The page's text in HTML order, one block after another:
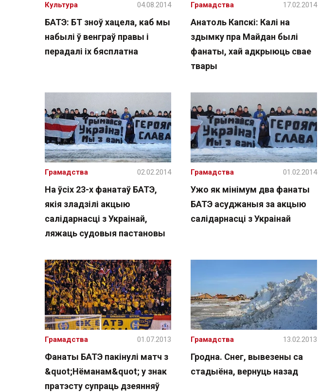
БАТЭ: БТ зноў хацела, каб мы
набылі ў венграў правы і
перадалі іх бясплатна
Культура 04.08.2014
Анатоль Капскі: Калі на
здымку пра Майдан былі
фанаты, хай адкрыюць свае
твары
Грамадства 17.02.2014
На ўсіх 23-х фанатаў БАТЭ,
якія зладзілі акцыю
салідарнасці з Украінай,
ляжаць судовыя пастановы
Грамадства 02.02.2014
Ужо як мінімум два фанаты
БАТЭ асуджаныя за акцыю
салідарнасці з Украінай
Грамадства 01.02.2014
Фанаты БАТЭ пакінулі матч з
&quot;Нёманам&quot; у знак
пратэсту супраць дзеянняў
Грамадства 01.07.2013
Гродна. Снег, вывезены са
стадыёна, вернуць назад
Грамадства 13.02.2013